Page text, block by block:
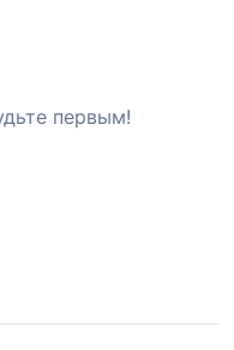
первым!